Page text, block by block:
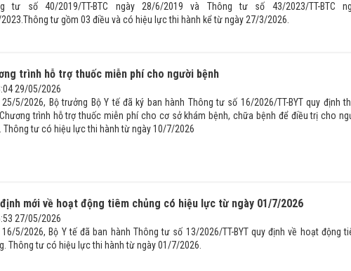
tư số 40/2019/TT-BTC ngày 28/6/2019 và Thông tư số 43/2023/TT-BTC
tư gồm 03 điều và có hiệu lực thi hành kể từ ngày 27/3/2026.
trình hỗ trợ thuốc miễn phí cho người bệnh
29/05/2026
25/5/2026, Bộ trưởng Bộ Y tế đã ký ban hành Thông tư số 16/2026/TT-BYT quy định
trình hỗ trợ thuốc miễn phí cho cơ sở khám bệnh, chữa bệnh để điều trị cho
Thông tư có hiệu lực thi hành từ ngày 10/7/2026
định mới về hoạt động tiêm chủng có hiệu lực từ ngày 01/7/2026
27/05/2026
16/5/2026, Bộ Y tế đã ban hành Thông tư số 13/2026/TT-BYT quy định về hoạt động
Thông tư có hiệu lực thi hành từ ngày 01/7/2026.